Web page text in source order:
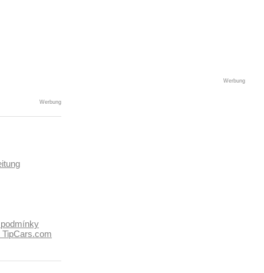
Werbung
Werbung